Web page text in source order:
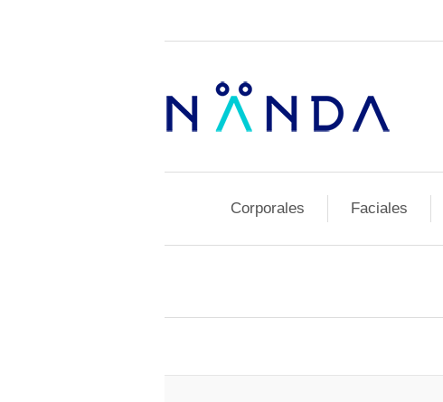
Corporales Faciales